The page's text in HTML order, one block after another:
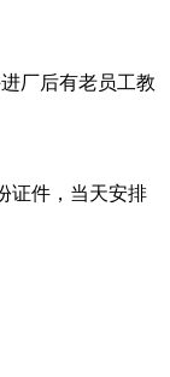
厂后有老员工教
证件，当天安排